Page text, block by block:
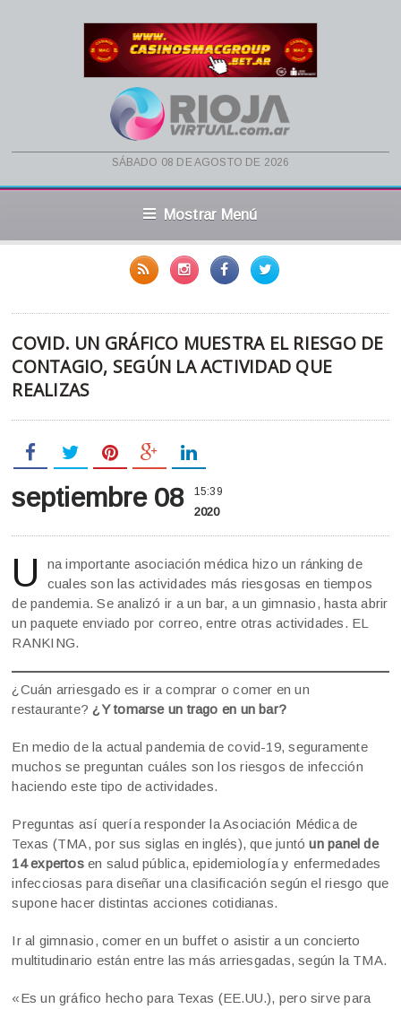
sábado 08 de agosto de 2026
Mostrar Menú
COVID. UN GRÁFICO MUESTRA EL RIESGO DE
CONTAGIO, SEGÚN LA ACTIVIDAD QUE
REALIZAS
septiembre 08 15:39
2020
U
na importante asociación médica hizo un ránking de
cuales son las actividades más riesgosas en tiempos
de pandemia. Se analizó ir a un bar, a un gimnasio, hasta abrir
un paquete enviado por correo, entre otras actividades. EL
RANKING.
¿Cuán arriesgado es ir a comprar o comer en un
restaurante?¿Y tomarse un trago en un bar?
En medio de la actual pandemia de covid-19, seguramente
muchos se preguntan cuáles son los riesgos de infección
haciendo este tipo de actividades.
Preguntas así quería responder la Asociación Médica de
Texas (TMA, por sus siglas en inglés), que juntóun panel de
14 expertosen salud pública, epidemiología y enfermedades
infecciosas para diseñar una clasificación según el riesgo que
supone hacer distintas acciones cotidianas.
Ir al gimnasio, comer en un buffet o asistir a un concierto
multitudinario están entre las más arriesgadas, según la TMA.
«Es un gráfico hecho para Texas (EE.UU.), pero sirve para